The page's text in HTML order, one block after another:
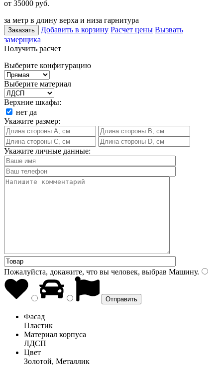
от 35000 руб.
за метр в длину верха и низа гарнитура
Заказать Добавить в корзину Расчет цены Вызвать
замерщика
Получить расчет
Выберите конфигурацию
Выберите материал
Верхние шкафы:
нет да
Укажите размер:
Укажите личные данные:
Пожалуйста, докажите, что вы человек, выбрав Машину.
Фасад
Пластик
Материал корпуса
ЛДСП
Цвет
Золотой, Металлик